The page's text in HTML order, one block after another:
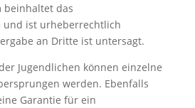
beinhaltet das
und ist urheberrechtlich
an Dritte ist untersagt.
Jugendlichen können einzelne
werden. Ebenfalls
Garantie für ein